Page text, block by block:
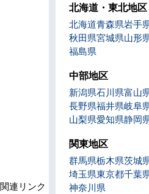
、
関連リンク： TOPページヘ
北海道・東北地区
北海道青森県岩手
秋田県宮城県山形
福島県
中部地区
新潟県石川県富山
長野県福井県岐阜
山梨県愛知県静岡
関東地区
群馬県栃木県茨城
埼玉県東京都千葉
神奈川県